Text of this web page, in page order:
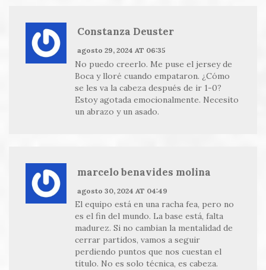
Constanza Deuster
agosto 29, 2024 AT 06:35
No puedo creerlo. Me puse el jersey de
Boca y lloré cuando empataron. ¿Cómo
se les va la cabeza después de ir 1-0?
Estoy agotada emocionalmente. Necesito
un abrazo y un asado.
marcelo benavides molina
agosto 30, 2024 AT 04:49
El equipo está en una racha fea, pero no
es el fin del mundo. La base está, falta
madurez. Si no cambian la mentalidad de
cerrar partidos, vamos a seguir
perdiendo puntos que nos cuestan el
título. No es solo técnica, es cabeza.